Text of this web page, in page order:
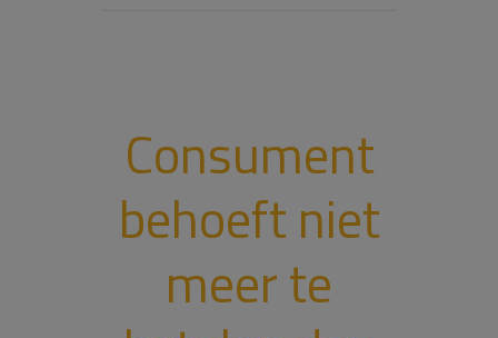
Consument
behoeft niet
meer te